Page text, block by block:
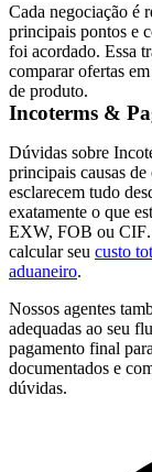
Cada negociação é
principais pontos e
foi acordado. Essa
comparar ofertas
de produto.
Incoterms &
Dúvidas sobre
principais causas
esclarecem tudo
exatamente o que
EXW, FOB ou CIF
calcular seu custo
aduaneiro.
Nossos agentes
adequadas ao seu
pagamento final
documentados e
dúvidas.